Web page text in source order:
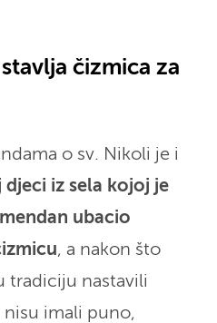
čizmica za
o sv. Nikoli je i
iz sela kojoj je
ubacio
, a nakon što
tradiciju nastavili
imali puno,